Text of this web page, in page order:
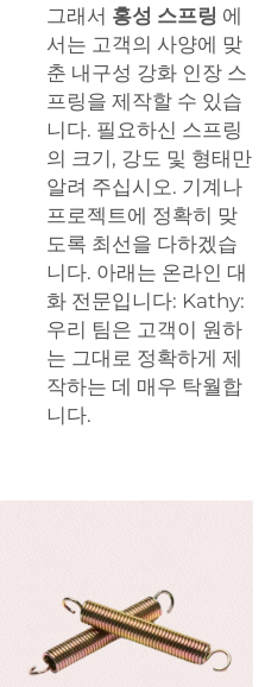
그래서 홍성 스프링 에
서는 고객의 사양에 맞
춘 내구성 강화 인장 스
프링을 제작할 수 있습
니다. 필요하신 스프링
의 크기, 강도 및 형태만
알려 주십시오. 기계나
프로젝트에 정확히 맞
도록 최선을 다하겠습
니다. 아래는 온라인 대
화 전문입니다: Kathy:
우리 팀은 고객이 원하
는 그대로 정확하게 제
작하는 데 매우 탁월합
니다.